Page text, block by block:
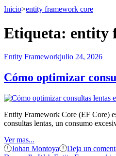
Inicio>entity framework core
Etiqueta: entity
Entity Frameworkjulio 24, 2026
Cómo optimizar
Entity Framework Core (EF Core)
consultas lentas, un consumo
Ver mas...
Johan Montoya
Deja un